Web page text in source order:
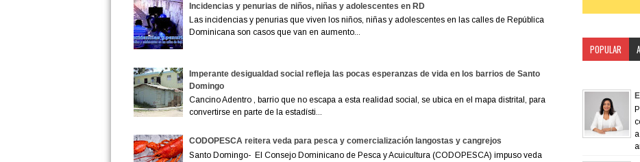
Incidencias y penurias de niños, niñas y adolescentes en RD
Las incidencias y penurias que viven los niños, niñas y adolescentes en las calles de República
Dominicana son casos que van en aumento...
Imperante desigualdad social refleja las pocas esperanzas de vida en los barrios de Santo
Domingo
Cancino Adentro , barrio que no escapa a esta realidad social, se ubica en el mapa distrital, para
convertirse en parte de la estadísti...
CODOPESCA reitera veda para pesca y comercialización langostas y cangrejos
Santo Domingo- El Consejo Dominicano de Pesca y Acuicultura (CODOPESCA) impuso veda
POPULAR